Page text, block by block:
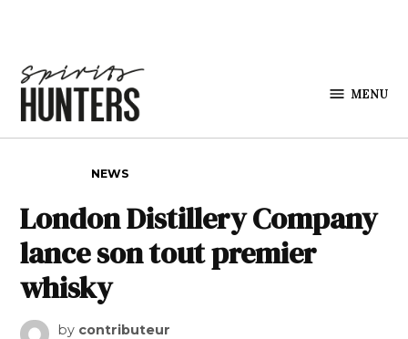
MENU
NEWS
London Distillery Company
lance son tout premier
whisky
by contributeur